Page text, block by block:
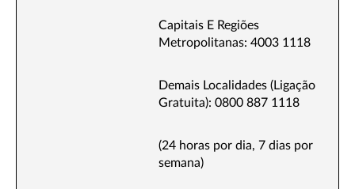
Capitais E Regiões
Metropolitanas: 4003 1118
Demais Localidades (Ligação
Gratuita): 0800 887 1118
(24 horas por dia, 7 dias por
semana)